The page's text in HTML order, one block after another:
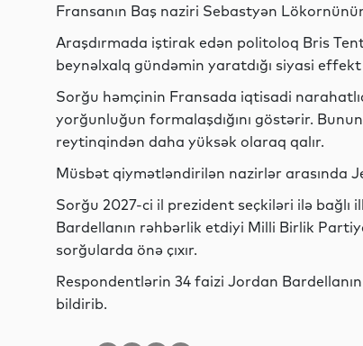
Fransanın Baş naziri Sebastyən
Araşdırmada iştirak edən politoloq Bris
beynəlxalq gündəmin yaratdığı siyasi
Sorğu həmçinin Fransada iqtisadi
yorğunluğun formalaşdığını göstərir.
reytinqindən daha yüksək olaraq qalır.
Müsbət qiymətləndirilən nazirlər arasında
Sorğu 2027-ci il prezident seçkiləri ilə
Bardellanın rəhbərlik etdiyi Milli Birlik
sorğularda önə çıxır.
Respondentlərin 34 faizi Jordan
bildirib.